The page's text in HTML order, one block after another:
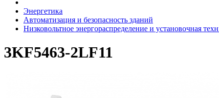
Энергетика
Автоматизация и безопасность зданий
Низковольтное энергораспределение и установочная
3KF5463-2LF11